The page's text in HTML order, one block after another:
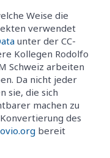
Weise die
verwendet
unter der CC-
Kollegen Rodolfo
Schweiz arbeiten
Da nicht jeder
sie, die sich
machen zu
des
bereit